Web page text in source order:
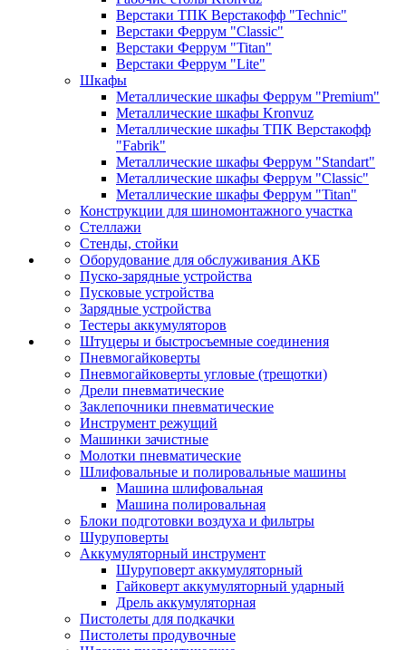
Верстаки ТПК Верстакофф "Technic"
Верстаки Феррум "Classic"
Верстаки Феррум "Titan"
Верстаки Феррум "Lite"
Шкафы
Металлические шкафы Феррум "Premium"
Металлические шкафы Kronvuz
Металлические шкафы ТПК Верстакофф
"Fabrik"
Металлические шкафы Феррум "Standart"
Металлические шкафы Феррум "Classic"
Металлические шкафы Феррум "Titan"
Конструкции для шиномонтажного участка
Стеллажи
Стенды, стойки
Оборудование для обслуживания АКБ
Пуско-зарядные устройства
Пусковые устройства
Зарядные устройства
Тестеры аккумуляторов
Штуцеры и быстросъемные соединения
Пневмогайковерты
Пневмогайковерты угловые (трещотки)
Дрели пневматические
Заклепочники пневматические
Инструмент режущий
Машинки зачистные
Молотки пневматические
Шлифовальные и полировальные машины
Машина шлифовальная
Машина полировальная
Блоки подготовки воздуха и фильтры
Шуруповерты
Аккумуляторный инструмент
Шуруповерт аккумуляторный
Гайковерт аккумуляторный ударный
Дрель аккумуляторная
Пистолеты для подкачки
Пистолеты продувочные